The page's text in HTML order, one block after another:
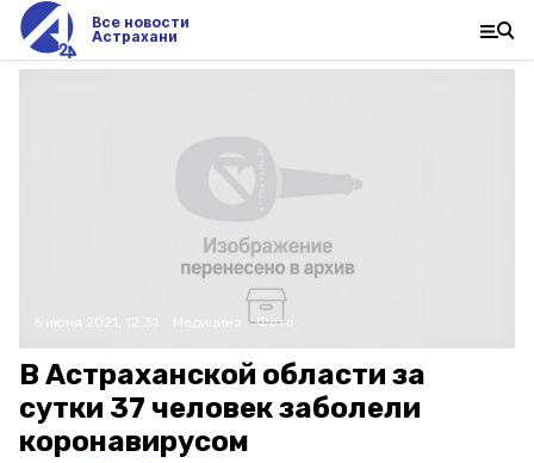
Все новости
Астрахани
Фото:
В Астраханской области за
сутки 37 человек заболели
коронавирусом